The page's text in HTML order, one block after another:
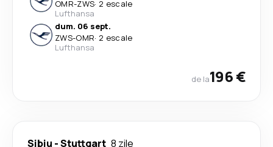
OMR-ZWS· 2 escale
Lufthansa
dum. 06 sept.
ZWS-OMR· 2 escale
Lufthansa
de la196 €
Sibiu -Stuttgart 8 zile